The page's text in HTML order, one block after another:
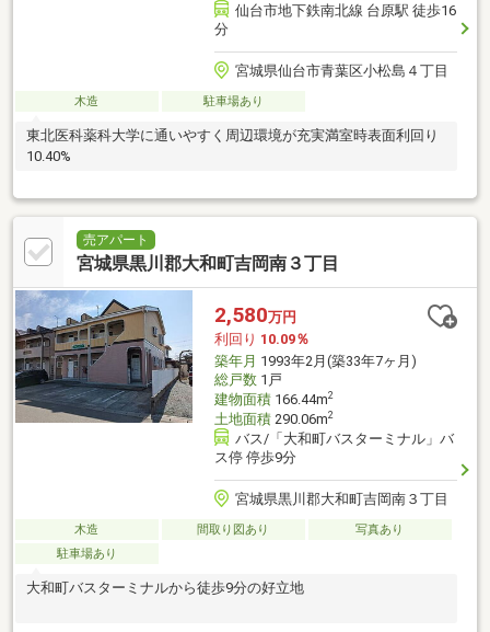
仙台市地下鉄南北線 台原駅 徒歩16
分
宮城県仙台市青葉区小松島４丁目
木造 駐車場あり
東北医科薬科大学に通いやすく周辺環境が充実満室時表面利回り
10.40%
売アパート
宮城県黒川郡大和町吉岡南３丁目
2,580万円
利回り 10.09％
築年月 1993年2月(築33年7ヶ月)
総戸数1戸
建物面積166.44m2
土地面積290.06m2
バス/「大和町バスターミナル」バ
ス停 停歩9分
宮城県黒川郡大和町吉岡南３丁目
木造 間取り図あり
写真あり
駐車場あり
大和町バスターミナルから徒歩9分の好立地